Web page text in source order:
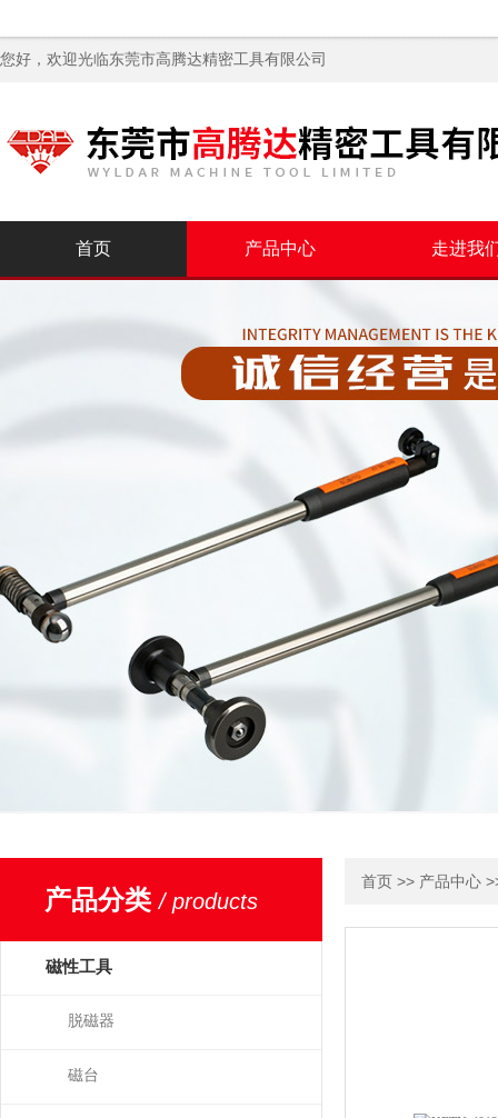
您好，欢迎光临东莞市高腾达精密工具有限公司
首页 产品中心 走进我
产品分类/ products
磁性工具
脱磁器
磁台
首页 >> 产品中心